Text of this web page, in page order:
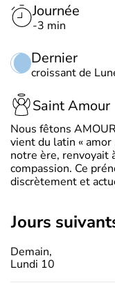
Journée
-3 min
Dernier
croissant de
Saint Amour
Nous fêtons
vient du latin «
notre ère, renvoyait
compassion. Ce
discrètement et
jours
Demain,
Lundi 10